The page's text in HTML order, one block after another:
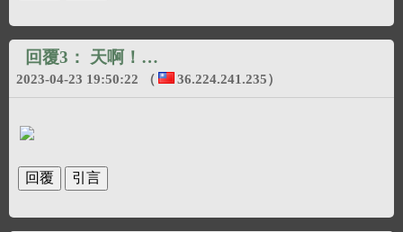
回覆3： 天啊！…
2023-04-23 19:50:22 （ 36.224.241.235）